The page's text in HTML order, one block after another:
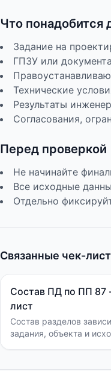
Что понадобится
Задание на
ГПЗУ или
Технические
Результаты
Согласования,
Перед проверкой
Не начинайте
Все исходные
Отдельно
Связанные чек-
Состав ПД по ПП 87
лист
Состав разделов
задания, объекта и